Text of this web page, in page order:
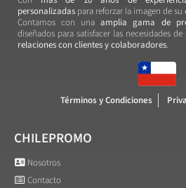
personalizadas para reforzar la imagen de su
Contamos con una amplia gama de
diseñados para satisfacer las necesidades
relaciones con clientes y colaboradores.
Términos y Condiciones
CHILEPROMO
Nosotros
Contacto